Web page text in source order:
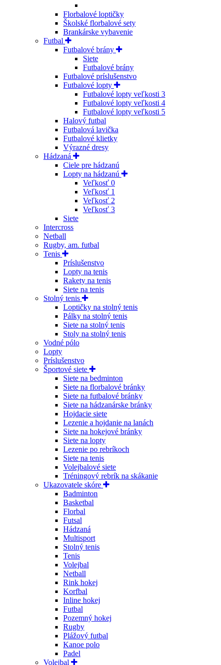
Florbalové loptičky
Školské florbalové sety
Brankárske vybavenie
Futbal
Futbalové brány
Siete
Futbalové brány
Futbalové príslušenstvo
Futbalové lopty
Futbalové lopty veľkosti 3
Futbalové lopty veľkosti 4
Futbalové lopty veľkosti 5
Halový futbal
Futbalová lavička
Futbalové klietky
Výrazné dresy
Hádzaná
Ciele pre hádzanú
Lopty na hádzanú
Veľkosť 0
Veľkosť 1
Veľkosť 2
Veľkosť 3
Siete
Intercross
Netball
Rugby, am. futbal
Tenis
Príslušenstvo
Lopty na tenis
Rakety na tenis
Siete na tenis
Stolný tenis
Loptičky na stolný tenis
Pálky na stolný tenis
Siete na stolný tenis
Stoly na stolný tenis
Vodné pólo
Lopty
Príslušenstvo
Športové siete
Siete na bedminton
Siete na florbalové bránky
Siete na futbalové bránky
Siete na hádzanárske bránky
Hojdacie siete
Lezenie a hojdanie na lanách
Siete na hokejové bránky
Siete na lopty
Lezenie po rebríkoch
Siete na tenis
Volejbalové siete
Tréningový rebrík na skákanie
Ukazovatele skóre
Badminton
Basketbal
Florbal
Futsal
Hádzaná
Multisport
Stolný tenis
Tenis
Volejbal
Netball
Rink hokej
Korfbal
Inline hokej
Futbal
Pozemný hokej
Rugby
Plážový futbal
Kanoe polo
Padel
Volejbal